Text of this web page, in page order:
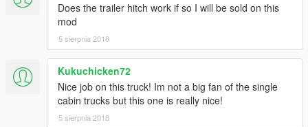
Does the trailer hitch work if so I will be sold on this
mod
5 sierpnia 2018
Kukuchicken72
Nice job on this truck! Im not a big fan of the single
cabin trucks but this one is really nice!
5 sierpnia 2018